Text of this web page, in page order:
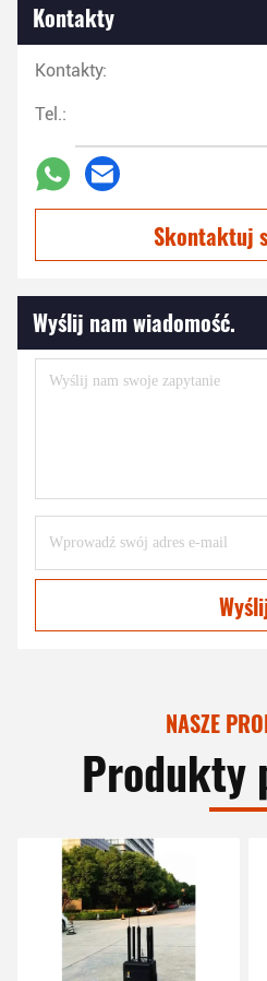
Kontakty
Kontakty:
Tel.:
Skontaktuj
Wyślij nam wiadomość.
NASZE
Produkty